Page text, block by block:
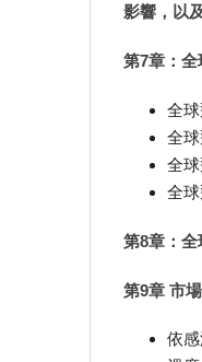
影響，以
第7章：
全
全
全
全
第8章：全
第9章 市
依